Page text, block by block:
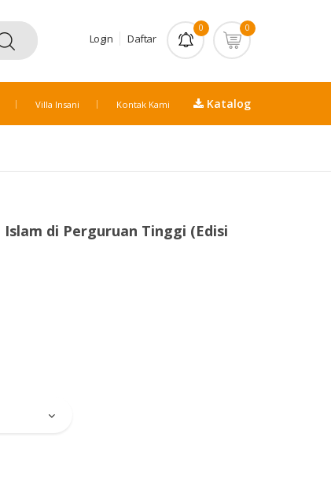
Login Daftar
0 0
Villa Insani Kontak Kami Katalog
di Perguruan Tinggi (Edisi